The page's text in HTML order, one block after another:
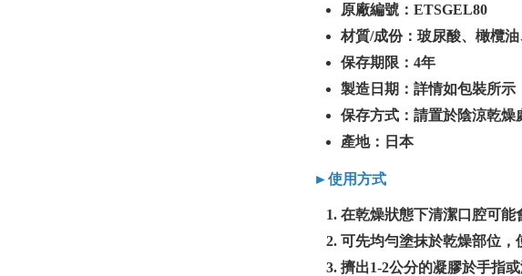
原廠編號：ETSGEL80
材質/成份：玻尿酸、橄欖
保存期限：4年
製造日期：詳情如包裝所示
保存方式：請置於陰涼乾
產地：日本
►使用方式
在乾燥狀態下清潔口腔可能
可先均勻塗抹於乾燥部位，
擠出1-2公分的凝膠於手指